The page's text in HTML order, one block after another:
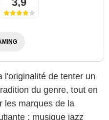
l'originalité de tenter un
du genre, tout en
les marques de la
: musique jazz